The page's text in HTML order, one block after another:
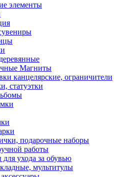
элементы
Магниты
канцелярские, ограничители
статуэтки
подарочные наборы
работы
ухода за обувью
мультитулы